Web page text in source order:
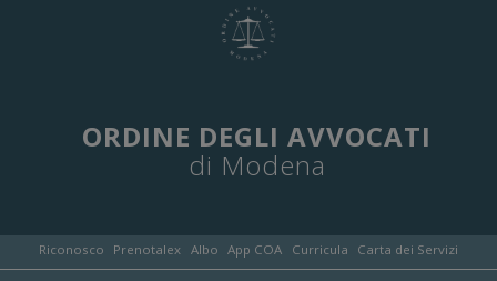
ORDINE DEGLI AVVOCATI
di Modena
Riconosco Prenotalex Albo App COA Curricula Carta dei Servizi